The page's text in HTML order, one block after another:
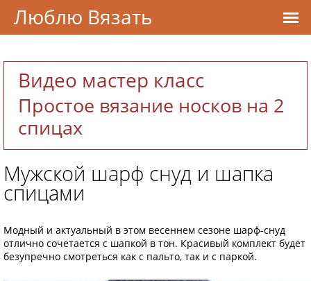
Видео мастер класс
Простое вязание носков на 2
спицах
Мужской шарф снуд и шапка
спицами
Модный и актуальный в этом весеннем сезоне шарф-снуд
отлично сочетается с шапкой в тон. Красивый комплект будет
безупречно смотреться как с пальто, так и с паркой.
Люблю Вязать